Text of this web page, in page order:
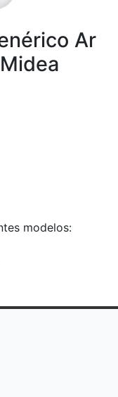
Ar
modelos: